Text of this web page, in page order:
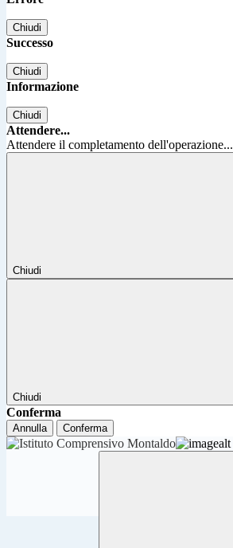
Chiudi
Successo
Chiudi
Informazione
Chiudi
Attendere...
Attendere il completamento dell'operazione...
Chiudi
Chiudi
Conferma
Annulla Conferma